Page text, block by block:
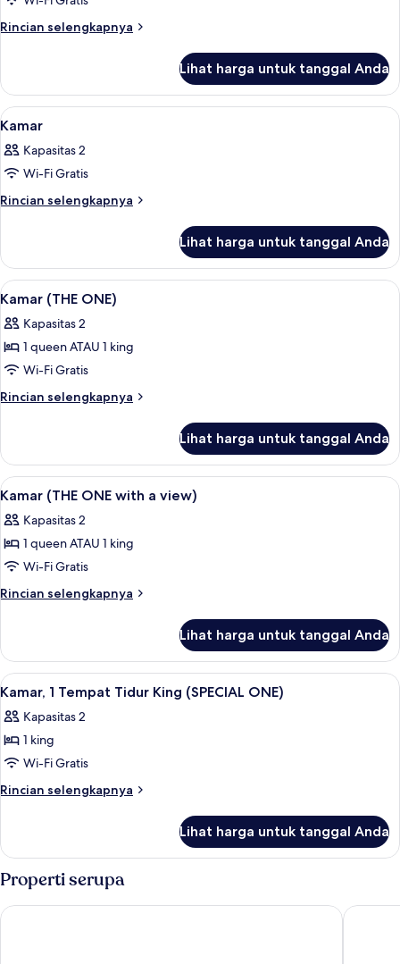
Kamar
Rincian selengkapnya
Rincian
Kamar
Lihat harga untuk tanggal Anda
Lihat
semua
foto
untuk
Kamar
Seprai katun Mesir, seprai premium,
9
Kamar
Kapasitas 2
Wi-Fi Gratis
Rincian selengkapnya
Rincian
Kamar
Lihat harga untuk tanggal Anda
Lihat
semua
foto
untuk
Kamar
(THE
Seprai katun Mesir, seprai premium,
9
Kamar (THE ONE)
Kapasitas 2
1 queen ATAU 1 king
Wi-Fi Gratis
Rincian selengkapnya
Rincian
Kamar
(THE
ONE)
Lihat harga untuk tanggal Anda
Lihat
semua
foto
untuk
Kamar
(THE
a
view)
Seprai katun Mesir, seprai premium,
8
Kamar (THE ONE with a view)
Kapasitas 2
1 queen ATAU 1 king
Wi-Fi Gratis
Rincian selengkapnya
Rincian
Kamar
(THE
ONE
a
view)
Lihat harga untuk tanggal Anda
Lihat
semua
foto
untuk
Kamar,
1
King
ONE)
Kamar, 1 Tempat Tidur King
6
Kamar, 1 Tempat Tidur King (SPECIAL ONE)
Kapasitas 2
1 king
Wi-Fi Gratis
Rincian selengkapnya
Rincian
Kamar,
1
Tempat
Tidur
King
Lihat harga untuk tanggal Anda
Properti serupa
AC Hotel by Marriott Innsbruck Stage